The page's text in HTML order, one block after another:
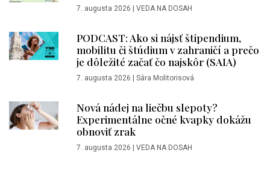
7. augusta 2026 VEDA NA DOSAH
PODCAST: Ako si nájsť štipendium,
mobilitu či štúdium v zahraničí a prečo
je dôležité začať čo najskôr (SAIA)
7. augusta 2026 Sára Molitorisová
Nová nádej na liečbu slepoty?
Experimentálne očné kvapky dokážu
obnoviť zrak
7. augusta 2026 VEDA NA DOSAH